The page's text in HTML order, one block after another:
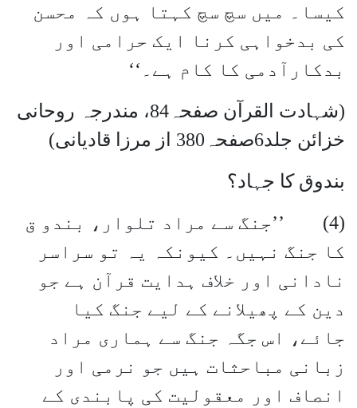
کیسا۔ میں سچ سچ کہتا ہوں کہ محسن
کی بدخواہی کرنا ایک حرامی اور
بدکارآدمی کا کام ہے۔‘‘
(شہادت القرآن صفحہ84، مندرجہ روحانی
خزائن جلد6صفحہ380 از مرزا قادیانی)
بندوق کا جہاد؟
(4) ’’جنگ سے مراد تلوار، بندو ق
کا جنگ نہیں۔ کیونکہ یہ تو سراسر
نادانی اور خلاف ہدایت قرآن ہے جو
دین کے پھیلانے کے لیے جنگ کیا
جائے، اس جگہ جنگ سے ہماری مراد
زبانی مباحثات ہیں جو نرمی اور
انصاف اور معقولیت کی پابندی کے